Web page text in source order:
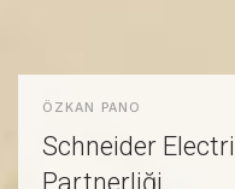
ÖZKAN PANO
Schneider
Partnerliği